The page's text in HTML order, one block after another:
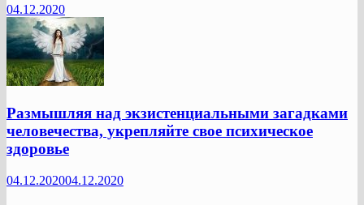
04.12.2020
Размышляя над экзистенциальными загадками
человечества, укрепляйте свое психическое
здоровье
04.12.202004.12.2020